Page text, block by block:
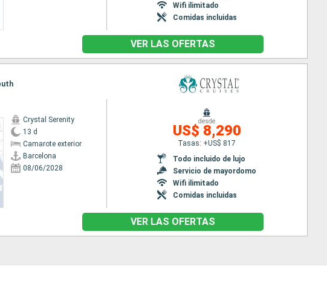
Wifi ilimitado
Comidas incluidas
VER LAS OFERTAS
Crystal Serenity
13 d
Camarote exterior
Barcelona
08/06/2028
desde
US$ 8,290
Tasas: +US$ 817
Todo incluido de lujo
Servicio de mayordomo
Wifi ilimitado
Comidas incluidas
VER LAS OFERTAS